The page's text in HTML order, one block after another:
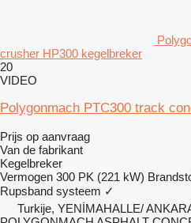
crusher HP300 kegelbreker
20
VIDEO
Polygonmach PTC300 track
Prijs op aanvraag
Van de fabrikant
Kegelbreker
Vermogen 300 PK (221 kW)
Rupsband systeem ✓
Turkije, YENİMAHALLE/